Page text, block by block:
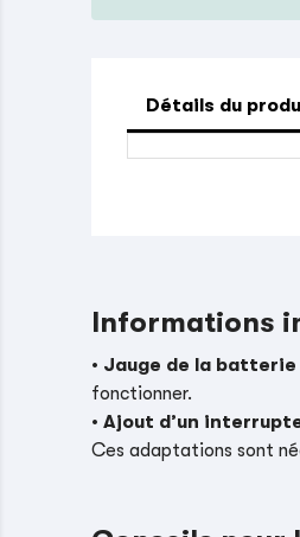
Détails du
Informations
• Jauge de la batterie
fonctionner.
•Ajout d’un
Ces adaptations sont